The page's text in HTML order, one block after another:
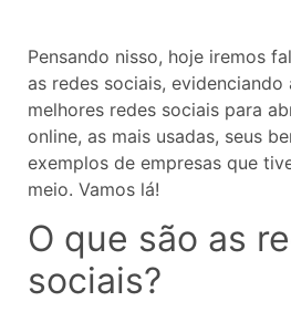
Pensando nisso, hoje iremos
as redes sociais,
melhores redes sociais para
online, as mais usadas, seus
exemplos de empresas que
meio. Vamos lá!
O que são as
sociais?